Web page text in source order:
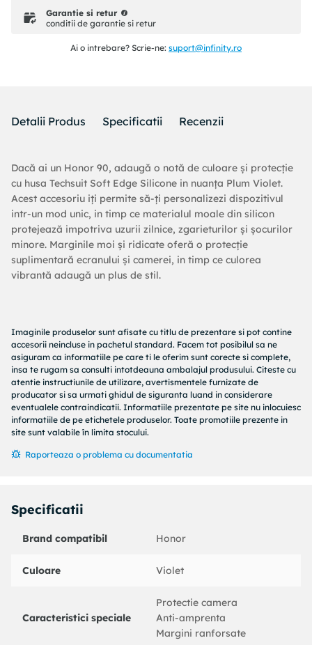
Garantie si retur
conditii de garantie si retur
Ai o intrebare? Scrie-ne: suport@infinity.ro
Detalii Produs Specificatii Recenzii
Dacă ai un Honor 90, adaugă o notă de culoare și protecție
cu husa Techsuit Soft Edge Silicone in nuanța Plum Violet.
Acest accesoriu iți permite să-ți personalizezi dispozitivul
intr-un mod unic, in timp ce materialul moale din silicon
protejează impotriva uzurii zilnice, zgarieturilor și șocurilor
minore. Marginile moi și ridicate oferă o protecție
suplimentară ecranului și camerei, in timp ce culorea
vibrantă adaugă un plus de stil.
Imaginile produselor sunt afisate cu titlu de prezentare si pot contine
accesorii neincluse in pachetul standard. Facem tot posibilul sa ne
asiguram ca informatiile pe care ti le oferim sunt corecte si complete,
insa te rugam sa consulti intotdeauna ambalajul produsului. Citeste cu
atentie instructiunile de utilizare, avertismentele furnizate de
producator si sa urmati ghidul de siguranta luand in considerare
eventualele contraindicatii. Informatiile prezentate pe site nu inlocuiesc
informatiile de pe etichetele produselor. Toate promotiile prezente in
site sunt valabile în limita stocului.
Raporteaza o problema cu documentatia
Specificatii
Brand compatibil Honor
Culoare Violet
Caracteristici speciale
Protectie camera
Anti-amprenta
Margini ranforsate